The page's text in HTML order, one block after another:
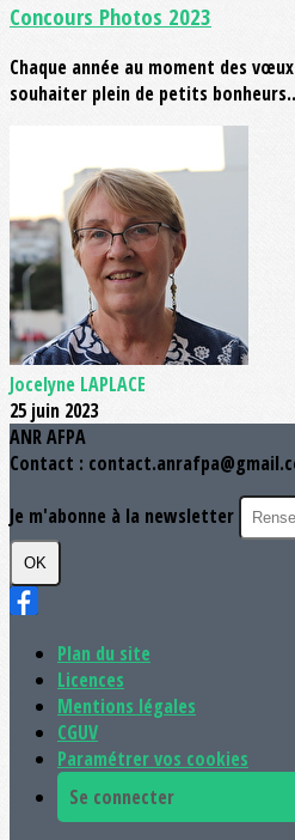
Concours Photos 2023
Chaque année au moment des
souhaiter plein de petits
Jocelyne LAPLACE
25 juin 2023
ANR AFPA
Contact :
Je m'abonne à la newsletter
OK
Plan du site
Licences
Mentions légales
CGUV
Paramétrer vos cookies
Se connecter